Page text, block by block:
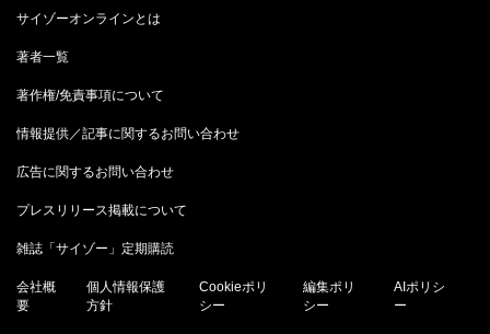
サイゾーオンラインとは
著者一覧
著作権/免責事項について
情報提供／記事に関するお問い合わせ
広告に関するお問い合わせ
プレスリリース掲載について
雑誌「サイゾー」定期購読
会社概
要
個人情報保護
方針
Cookieポリ
シー
編集ポリ
シー
AIポリシ
ー